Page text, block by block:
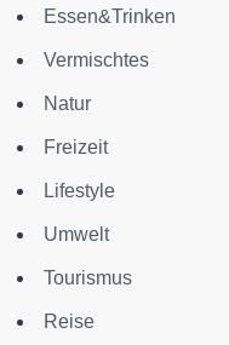
Essen&Trinken
Vermischtes
Natur
Freizeit
Lifestyle
Umwelt
Tourismus
Reise